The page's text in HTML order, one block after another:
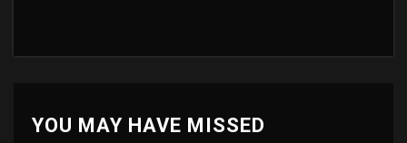
YOU MAY HAVE MISSED